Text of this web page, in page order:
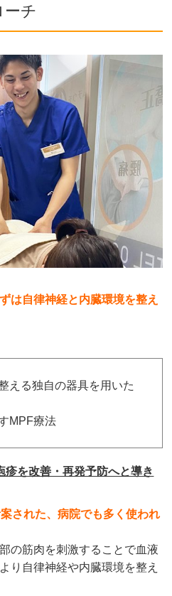
ーチ
は自律神経と内臓環境を整え
える独自の器具を用いた
MPF療法
疹を改善・再発予防へと導き
された、病院でも多く使われ
の筋肉を刺激することで血液
り自律神経や内臓環境を整え